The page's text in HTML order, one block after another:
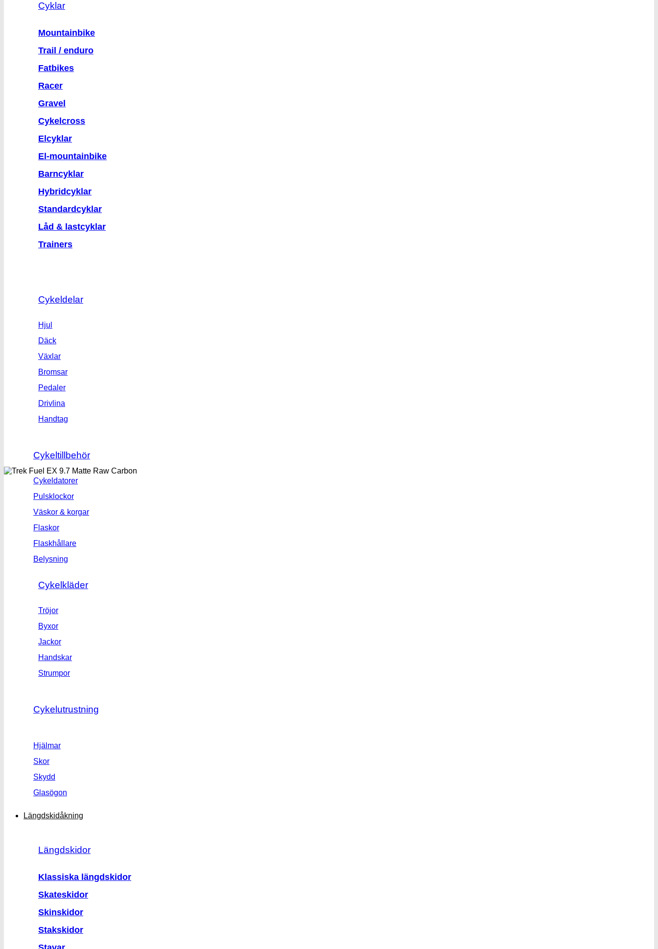
Cyklar
Mountainbike
Trail / enduro
Fatbikes
Racer
Gravel
Cykelcross
Elcyklar
El-mountainbike
Barncyklar
Hybridcyklar
Standardcyklar
Låd & lastcyklar
Trainers
Cykeldelar
Hjul
Däck
Växlar
Bromsar
Pedaler
Drivlina
Handtag
Cykeltillbehör
Cykeldatorer
Pulsklockor
Väskor & korgar
Flaskor
Flaskhållare
Belysning
Cykelkläder
Tröjor
Byxor
Jackor
Handskar
Strumpor
Cykelutrustning
Hjälmar
Skor
Skydd
Glasögon
Längdskidåkning
Längdskidor
Klassiska längdskidor
Skateskidor
Skinskidor
Stakskidor